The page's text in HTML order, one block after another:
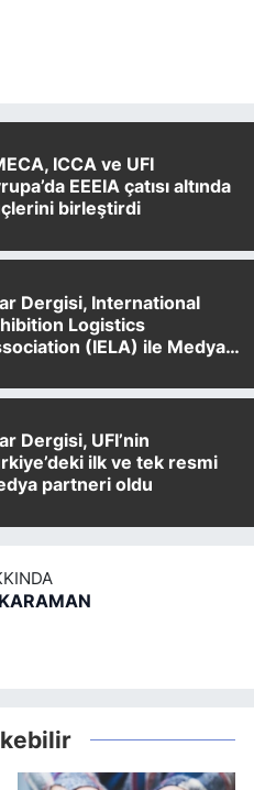
ICCA ve UFI
EEEIA çatısı altında
birleştirdi
Dergisi, International
Logistics
(IELA) ile Medya
Dergisi, UFI’nin
ilk ve tek resmi
partneri oldu